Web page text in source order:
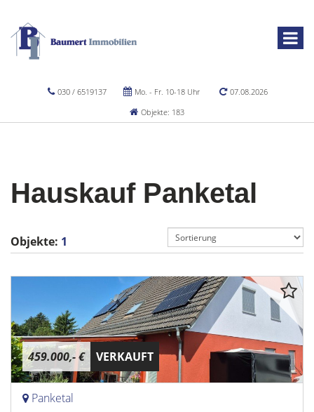
030 / 6519137 Mo. - Fr. 10-18 Uhr
07.08.2026
Objekte: 183
Hauskauf Panketal
Objekte: 1
459.000,- € VERKAUFT
Panketal